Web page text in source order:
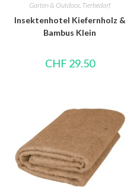
Garten & Outdoor, Tierbedarf
Insektenhotel Kiefernholz &
Bambus Klein
CHF 29.50